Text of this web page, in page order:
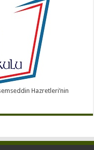
Hazretleri’nin